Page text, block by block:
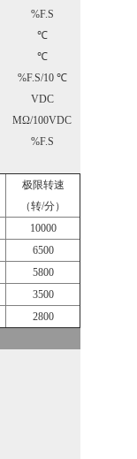
%F.S
℃
℃
%F.S/10 ℃
VDC
MΩ/100VDC
%F.S
极限转速
（转/分）
10000
6500
5800
3500
2800